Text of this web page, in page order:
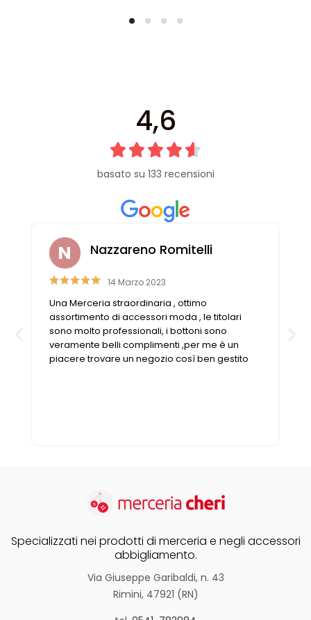
4,6
basato su 133 recensioni
Nazzareno Romitelli
14 Marzo 2023
Una Merceria straordinaria , ottimo
assortimento di accessori moda , le titolari
sono molto professionali, i bottoni sono
veramente belli complimenti ,per me è un
piacere trovare un negozio così ben gestito
Specializzati nei prodotti di merceria e negli accessori
abbigliamento.
Via Giuseppe Garibaldi, n. 43
Rimini, 47921 (RN)